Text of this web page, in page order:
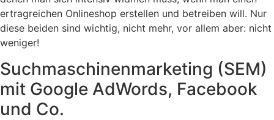
ertragreichen Onlineshop erstellen und betreiben will. Nur
diese beiden sind wichtig, nicht mehr, vor allem aber: nicht
weniger!
Suchmaschinenmarketing (SEM)
mit Google AdWords, Facebook
und Co.